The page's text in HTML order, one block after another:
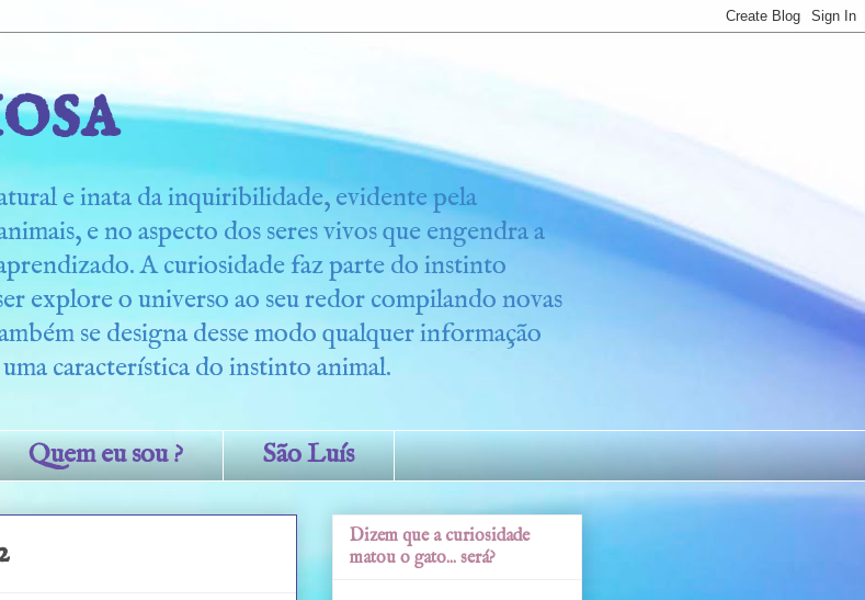
e inata da inquiribilidade, evidente pela
e no aspecto dos seres vivos que engendra a
A curiosidade faz parte do instinto
explore o universo ao seu redor compilando novas
se designa desse modo qualquer informação
característica do instinto animal.
Quem eu sou ? São Luís
Dizem que a curiosidade
matou o gato... será?